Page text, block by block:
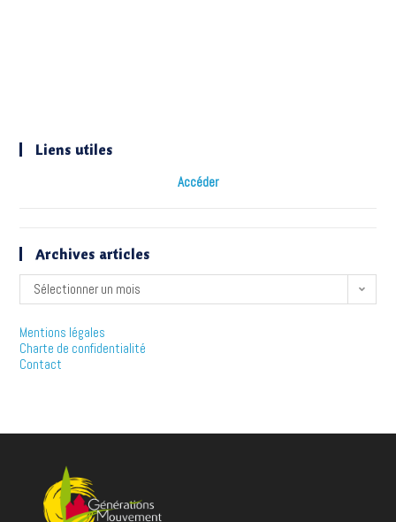
Liens utiles
Accéder
Archives articles
Sélectionner un mois
Mentions légales
Charte de confidentialité
Contact